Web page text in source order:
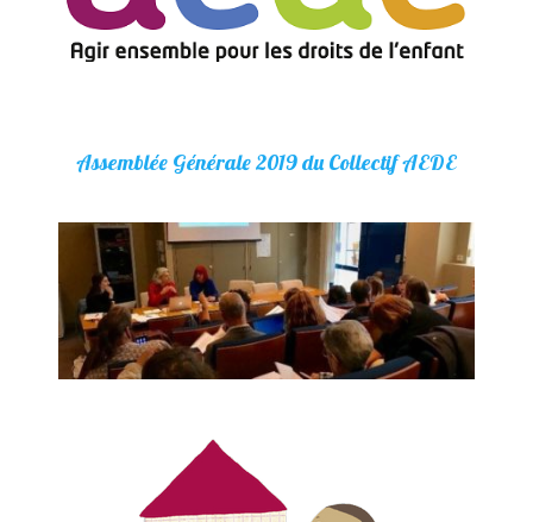
Assemblée Générale 2019 du Collectif AEDE